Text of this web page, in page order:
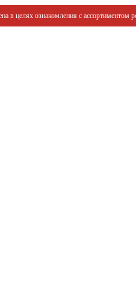
целях ознакомления с ассортиментом